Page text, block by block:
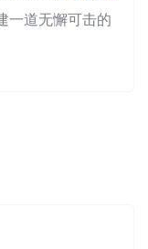
一道无懈可击的